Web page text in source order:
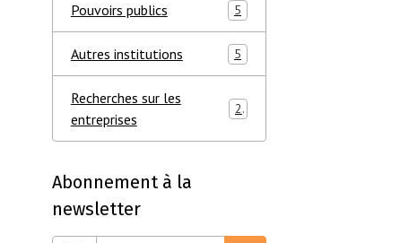
Pouvoirs publics 5
Autres institutions 5
Recherches sur les
entreprises
2
Abonnement à la
newsletter